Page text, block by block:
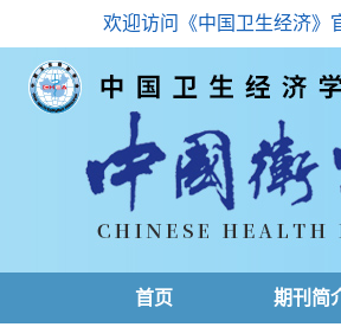
欢迎访问《中国卫生经济》
首页 期刊简